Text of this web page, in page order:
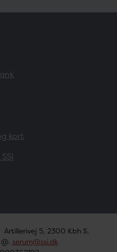
kort
Artillerivej 5, 2300 Kbh S.
@. serum@ssi.dk